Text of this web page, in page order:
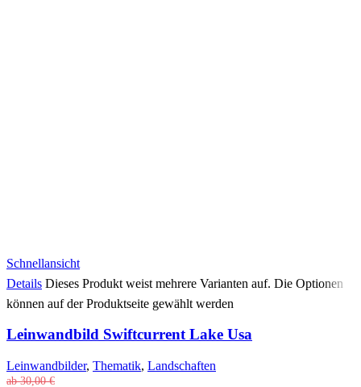
Schnellansicht
Details Dieses Produkt weist mehrere Varianten auf. Die Optionen
können auf der Produktseite gewählt werden
Leinwandbild Swiftcurrent Lake Usa
Leinwandbilder, Thematik, Landschaften
ab30,00€